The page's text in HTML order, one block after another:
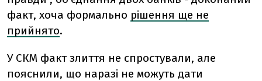
факт, хоча формально рішення ще не
прийнято.
У СКМ факт злиття не спростували, але
пояснили, що наразі не можуть дати